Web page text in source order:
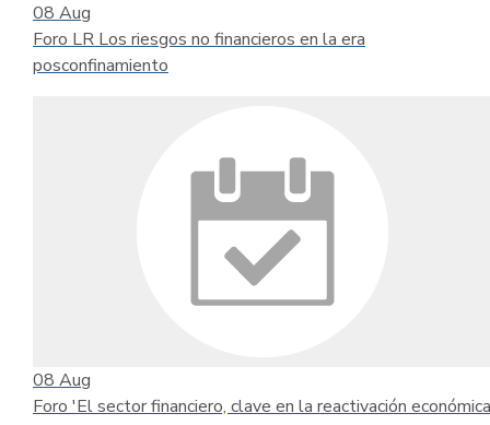
08 Aug
Foro LR Los riesgos no financieros en la era
posconfinamiento
08 Aug
Foro 'El sector financiero, clave en la reactivación